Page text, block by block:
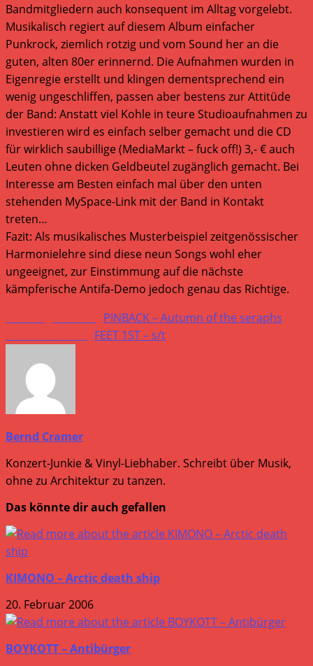
Bandmitgliedern auch konsequent im Alltag vorgelebt.
Musikalisch regiert auf diesem Album einfacher
Punkrock, ziemlich rotzig und vom Sound her an die
guten, alten 80er erinnernd. Die Aufnahmen wurden in
Eigenregie erstellt und klingen dementsprechend ein
wenig ungeschliffen, passen aber bestens zur Attitüde
der Band: Anstatt viel Kohle in teure Studioaufnahmen zu
investieren wird es einfach selber gemacht und die CD
für wirklich saubillige (MediaMarkt – fuck off!) 3,- € auch
Leuten ohne dicken Geldbeutel zugänglich gemacht. Bei
Interesse am Besten einfach mal über den unten
stehenden MySpace-Link mit der Band in Kontakt
treten…
Fazit: Als musikalisches Musterbeispiel zeitgenössischer
Harmonielehre sind diese neun Songs wohl eher
ungeeignet, zur Einstimmung auf die nächste
kämpferische Antifa-Demo jedoch genau das Richtige.
Weitere
Artikel
ansehen
PINBACK – Autumn of the seraphs
FEET 1ST – s/t
Bernd Cramer
Konzert-Junkie & Vinyl-Liebhaber. Schreibt über Musik,
ohne zu Architektur zu tanzen.
Das könnte dir auch gefallen
KIMONO – Arctic death ship
20. Februar 2006
BOYKOTT – Antibürger